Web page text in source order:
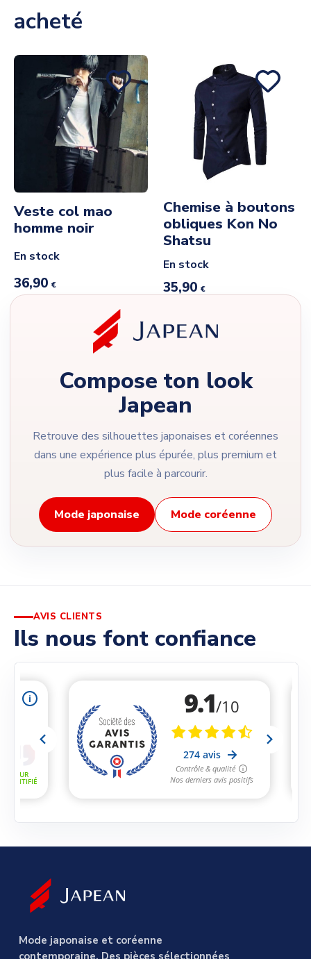
acheté
Veste col mao
homme noir
En stock
36,90 €
Chemise à boutons
obliques Kon No
Shatsu
En stock
35,90 €
Compose ton look
Japean
Retrouve des silhouettes japonaises et coréennes
dans une expérience plus épurée, plus premium et
plus facile à parcourir.
Mode japonaise Mode coréenne
AVIS CLIENTS
Ils nous font confiance
Mode japonaise et coréenne
contemporaine. Des pièces sélectionnées